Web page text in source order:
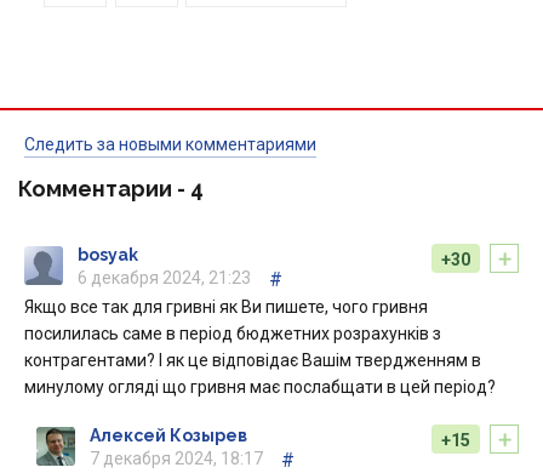
Следить за новыми комментариями
Комментарии - 4
+
+30
bosyak
6 декабря 2024, 21:23
#
Якщо все так для гривні як Ви пишете, чого гривня
посилилась саме в період бюджетних розрахунків з
контрагентами? І як це відповідає Вашім твердженням в
минулому огляді що гривня має послабщати в цей період?
+
+15
Алексей Козырев
7 декабря 2024, 18:17
#